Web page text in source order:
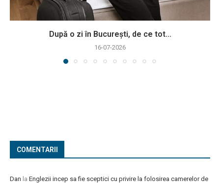
După o zi în București, de ce tot...
16-07-2026
COMENTARII
Dan la Englezii incep sa fie sceptici cu privire la folosirea camerelor de